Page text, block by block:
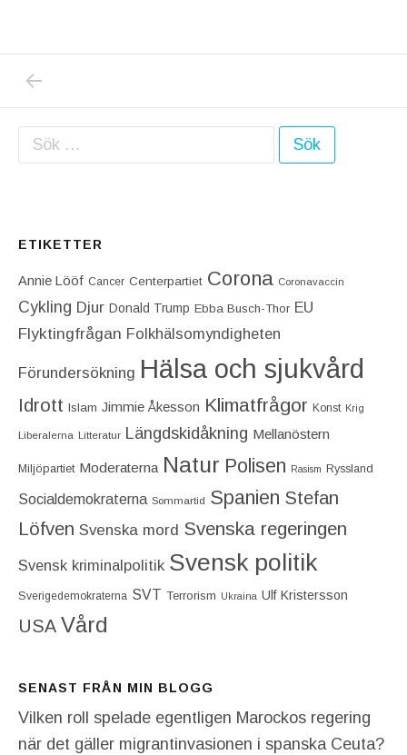
Inläggsnavigering
Sök efter:
ETIKETTER
Annie Lööf Cancer Centerpartiet‎ Corona Coronavaccin
Cykling Djur Donald Trump Ebba Busch-Thor EU
Flyktingfrågan Folkhälsomyndigheten
Förundersökning Hälsa och sjukvård
Idrott Islam Jimmie Åkesson Klimatfrågor Konst Krig
Liberalerna Litteratur Längdskidåkning Mellanöstern
Miljöpartiet Moderaterna Natur Polisen Rasism Ryssland
Socialdemokraterna Sommartid Spanien Stefan
Löfven Svenska mord Svenska regeringen
Svensk kriminalpolitik Svensk politik
Sverigedemokraterna SVT Terrorism Ukraina Ulf Kristersson
USA Vård
SENAST FRÅN MIN BLOGG
Vilken roll spelade egentligen Marockos regering
när det gäller migrantinvasionen i spanska Ceuta?